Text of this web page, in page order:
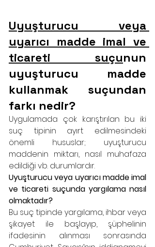
Uyuşturucu veya
uyarıcı madde imal ve
ticareti suçunun
uyuşturucu madde
kullanmak suçundan
farkı nedir?
Uygulamada çok karıştırılan bu iki
suç tipinin ayırt edilmesindeki
önemli hususlar; uyuşturucu
maddenin miktarı, nasıl muhafaza
edildiği vb. durumlardır.
Uyuşturucu veya uyarıcı madde imal
ve ticareti suçunda yargılama nasıl
olmaktadır?
Bu suç tipinde yargılama, ihbar veya
şikayet ile başlayıp, şüphelinin
ifadesinin alınması sonrasında